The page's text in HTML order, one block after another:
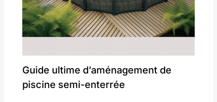
Guide ultime d’aménagement de
piscine semi-enterrée